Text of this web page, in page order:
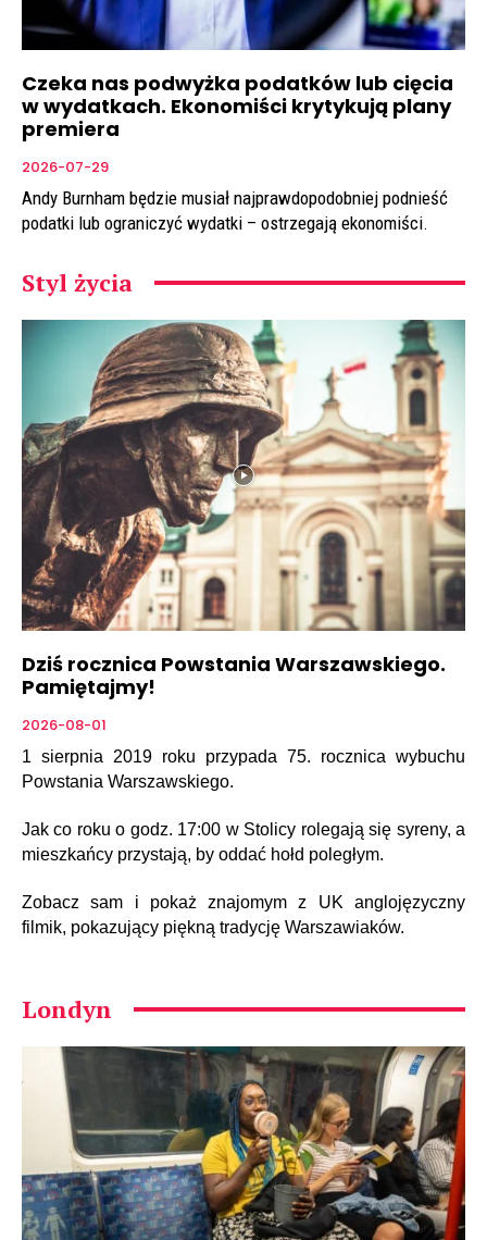
Czeka nas podwyżka podatków lub cięcia
w wydatkach. Ekonomiści krytykują plany
premiera
2026-07-29
Andy Burnham będzie musiał najprawdopodobniej podnieść
podatki lub ograniczyć wydatki – ostrzegają ekonomiści.
Styl życia
Dziś rocznica Powstania Warszawskiego.
Pamiętajmy!
2026-08-01
1 sierpnia 2019 roku przypada 75. rocznica wybuchu
Powstania Warszawskiego.
Jak co roku o godz. 17:00 w Stolicy rolegają się syreny, a
mieszkańcy przystają, by oddać hołd poległym.
Zobacz sam i pokaż znajomym z UK anglojęzyczny
filmik, pokazujący piękną tradycję Warszawiaków.
Londyn